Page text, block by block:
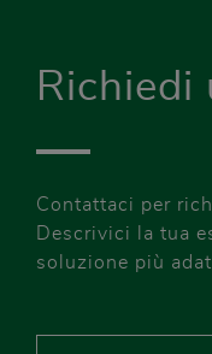
Richiedi
Contattaci per
Descrivici la tua
soluzione più